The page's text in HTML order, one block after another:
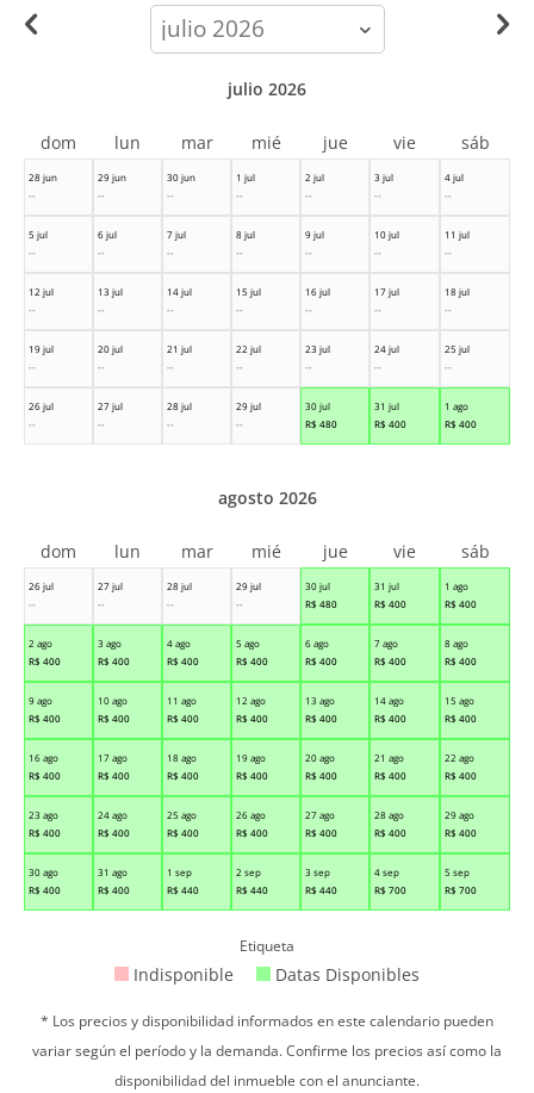
calendar-
month
28 jun
--
29 jun
--
30 jun
--
1 jul
--
2 jul
--
3 jul
--
4 jul
--
5 jul
--
6 jul
--
7 jul
--
8 jul
--
9 jul
--
10 jul
--
11 jul
--
12 jul
--
13 jul
--
14 jul
--
15 jul
--
16 jul
--
17 jul
--
18 jul
--
19 jul
--
20 jul
--
21 jul
--
22 jul
--
23 jul
--
24 jul
--
25 jul
--
26 jul
--
27 jul
--
28 jul
--
29 jul
--
30 jul
R$ 480
31 jul
R$ 400
1 ago
R$ 400
julio 2026
dom lun mar mié jue vie sáb
26 jul
--
27 jul
--
28 jul
--
29 jul
--
30 jul
R$ 480
31 jul
R$ 400
1 ago
R$ 400
2 ago
R$ 400
3 ago
R$ 400
4 ago
R$ 400
5 ago
R$ 400
6 ago
R$ 400
7 ago
R$ 400
8 ago
R$ 400
9 ago
R$ 400
10 ago
R$ 400
11 ago
R$ 400
12 ago
R$ 400
13 ago
R$ 400
14 ago
R$ 400
15 ago
R$ 400
16 ago
R$ 400
17 ago
R$ 400
18 ago
R$ 400
19 ago
R$ 400
20 ago
R$ 400
21 ago
R$ 400
22 ago
R$ 400
23 ago
R$ 400
24 ago
R$ 400
25 ago
R$ 400
26 ago
R$ 400
27 ago
R$ 400
28 ago
R$ 400
29 ago
R$ 400
30 ago
R$ 400
31 ago
R$ 400
1 sep
R$ 440
2 sep
R$ 440
3 sep
R$ 440
4 sep
R$ 700
5 sep
R$ 700
agosto 2026
dom lun mar mié jue vie sáb
Etiqueta
Indisponible Datas Disponibles
* Los precios y disponibilidad informados en este calendario pueden
variar según el período y la demanda. Confirme los precios así como la
disponibilidad del inmueble con el anunciante.